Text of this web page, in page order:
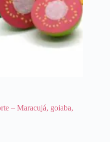
– Maracujá, goiaba,